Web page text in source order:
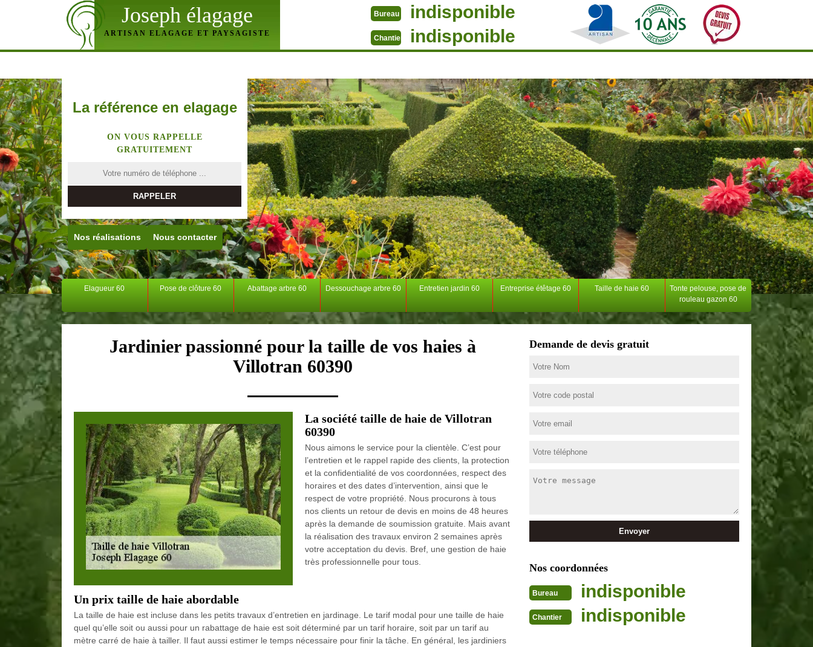
Joseph élagage
ARTISAN ELAGAGE ET PAYSAGISTE
Bureau indisponible
Chantier indisponible
La référence en elagage
ON VOUS RAPPELLE
GRATUITEMENT
Nos réalisations Nous contacter
Elagueur 60 Pose de clôture 60 Abattage arbre 60 Dessouchage arbre 60 Entretien jardin 60 Entreprise étêtage 60 Taille de haie 60
Tonte pelouse, pose de
rouleau gazon 60
Jardinier passionné pour la taille de vos haies à
Villotran 60390
La société taille de haie de Villotran
60390
Nous aimons le service pour la clientèle. C’est pour
l’entretien et le rappel rapide des clients, la protection
et la confidentialité de vos coordonnées, respect des
horaires et des dates d’intervention, ainsi que le
respect de votre propriété. Nous procurons à tous
nos clients un retour de devis en moins de 48 heures
après la demande de soumission gratuite. Mais avant
la réalisation des travaux environ 2 semaines après
votre acceptation du devis. Bref, une gestion de haie
très professionnelle pour tous.
Un prix taille de haie abordable
La taille de haie est incluse dans les petits travaux d’entretien en jardinage. Le tarif modal pour une taille de haie
quel qu’elle soit ou aussi pour un rabattage de haie est soit déterminé par un tarif horaire, soit par un tarif au
mètre carré de haie à tailler. Il faut aussi estimer le temps nécessaire pour finir la tâche. En général, les jardiniers
Demande de devis gratuit
Nos coordonnées
Bureau indisponible
Chantier indisponible